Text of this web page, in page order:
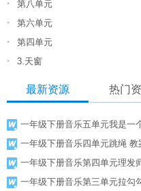
· 第八单元
· 第六单元
· 第四单元
· 3.天窗
最新资源 热门
一年级下册音乐五单元我是一
一年级下册音乐四单元跳绳 教
一年级下册音乐第四单元理发
一年级下册音乐第三单元拉勾